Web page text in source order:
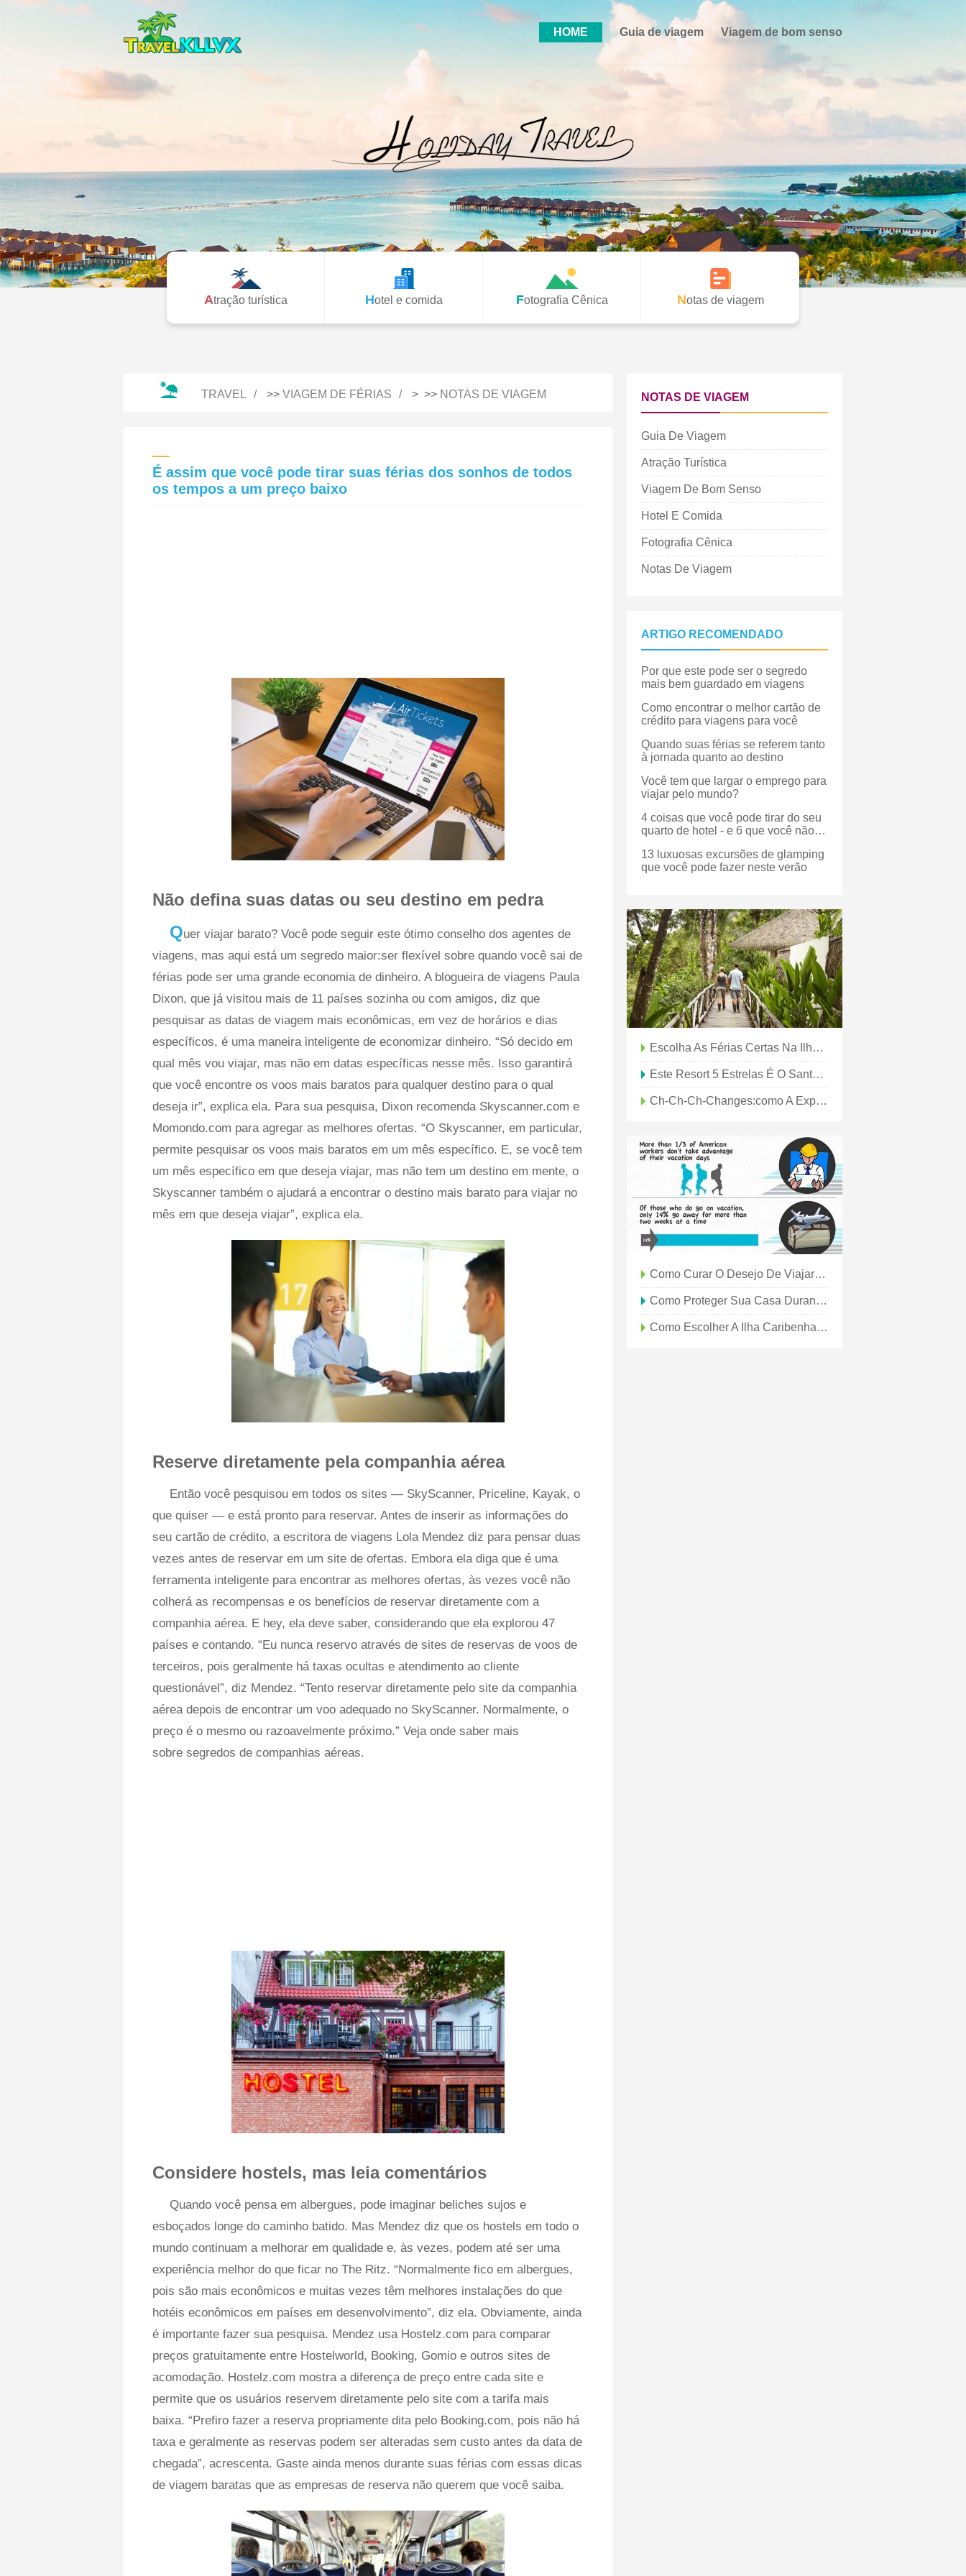
HOME Guia de viagem Viagem de bom senso
Atração turística Hotel e comida Fotografia Cênica Notas de viagem
TRAVEL >> VIAGEM DE FÉRIAS > >> NOTAS DE VIAGEM
É assim que você pode tirar suas férias dos sonhos de todos
os tempos a um preço baixo
Não defina suas datas ou seu destino em pedra
Quer viajar barato? Você pode seguir este ótimo conselho dos agentes de
viagens, mas aqui está um segredo maior:ser flexível sobre quando você sai de
férias pode ser uma grande economia de dinheiro. A blogueira de viagens Paula
Dixon, que já visitou mais de 11 países sozinha ou com amigos, diz que
pesquisar as datas de viagem mais econômicas, em vez de horários e dias
específicos, é uma maneira inteligente de economizar dinheiro. “Só decido em
qual mês vou viajar, mas não em datas específicas nesse mês. Isso garantirá
que você encontre os voos mais baratos para qualquer destino para o qual
deseja ir”, explica ela. Para sua pesquisa, Dixon recomenda Skyscanner.com e
Momondo.com para agregar as melhores ofertas. “O Skyscanner, em particular,
permite pesquisar os voos mais baratos em um mês específico. E, se você tem
um mês específico em que deseja viajar, mas não tem um destino em mente, o
Skyscanner também o ajudará a encontrar o destino mais barato para viajar no
mês em que deseja viajar”, ​​explica ela.
Reserve diretamente pela companhia aérea
Então você pesquisou em todos os sites — SkyScanner, Priceline, Kayak, o
que quiser — e está pronto para reservar. Antes de inserir as informações do
seu cartão de crédito, a escritora de viagens Lola Mendez diz para pensar duas
vezes antes de reservar em um site de ofertas. Embora ela diga que é uma
ferramenta inteligente para encontrar as melhores ofertas, às vezes você não
colherá as recompensas e os benefícios de reservar diretamente com a
companhia aérea. E hey, ela deve saber, considerando que ela explorou 47
países e contando. “Eu nunca reservo através de sites de reservas de voos de
terceiros, pois geralmente há taxas ocultas e atendimento ao cliente
questionável”, diz Mendez. “Tento reservar diretamente pelo site da companhia
aérea depois de encontrar um voo adequado no SkyScanner. Normalmente, o
preço é o mesmo ou razoavelmente próximo.” Veja onde saber mais
sobre segredos de companhias aéreas.
Considere hostels, mas leia comentários
Quando você pensa em albergues, pode imaginar beliches sujos e
esboçados longe do caminho batido. Mas Mendez diz que os hostels em todo o
mundo continuam a melhorar em qualidade e, às vezes, podem até ser uma
experiência melhor do que ficar no The Ritz. “Normalmente fico em albergues,
pois são mais econômicos e muitas vezes têm melhores instalações do que
hotéis econômicos em países em desenvolvimento”, diz ela. Obviamente, ainda
é importante fazer sua pesquisa. Mendez usa Hostelz.com para comparar
preços gratuitamente entre Hostelworld, Booking, Gomio e outros sites de
acomodação. Hostelz.com mostra a diferença de preço entre cada site e
permite que os usuários reservem diretamente pelo site com a tarifa mais
baixa. “Prefiro fazer a reserva propriamente dita pelo Booking.com, pois não há
taxa e geralmente as reservas podem ser alteradas sem custo antes da data de
chegada”, acrescenta. Gaste ainda menos durante suas férias com essas dicas
de viagem baratas que as empresas de reserva não querem que você saiba.
NOTAS DE VIAGEM
Guia De Viagem
Atração Turística
Viagem De Bom Senso
Hotel E Comida
Fotografia Cênica
Notas De Viagem
ARTIGO RECOMENDADO
Por que este pode ser o segredo
mais bem guardado em viagens
Como encontrar o melhor cartão de
crédito para viagens para você
Quando suas férias se referem tanto
à jornada quanto ao destino
Você tem que largar o emprego para
viajar pelo mundo?
4 coisas que você pode tirar do seu
quarto de hotel - e 6 que você não
13 luxuosas excursões de glamping
que você pode fazer neste verão
Escolha As Férias Certas Na Ilha Para O Seu Estilo De Viagem
Este Resort 5 Estrelas É O Santuário De Férias De Que Você Precisa Na Sua Vida
Ch-Ch-Ch-Changes:como A Experiência De Viagem Evolui Com Você
Como Curar O Desejo De Viajar Quando Você Não Pode Viajar
Como Proteger Sua Casa Durante As Férias
Como Escolher A Ilha Caribenha Certa Para Suas Férias